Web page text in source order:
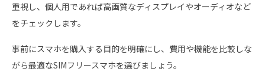
重視し、個人用であれば高画質なディスプレイやオーディオなど
をチェックします。
事前にスマホを購入する目的を明確にし、費用や機能を比較しな
がら最適なSIMフリースマホを選びましょう。